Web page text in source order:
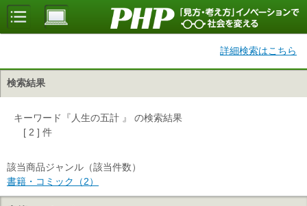
詳細検索はこちら
検索結果
キーワード『人生の五計 』 の検索結果
[ 2 ] 件
該当商品ジャンル（該当件数）
書籍・コミック（2）